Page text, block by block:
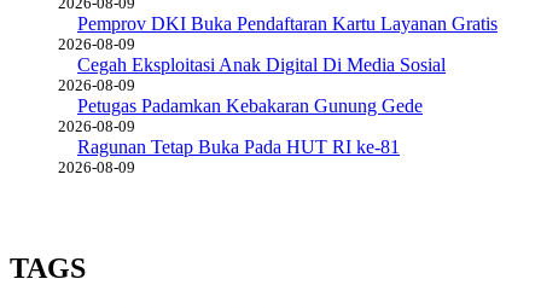
Pemprov DKI Buka Pendaftaran Kartu Layanan Gratis
2026-08-09
Cegah Eksploitasi Anak Digital Di Media Sosial
2026-08-09
Petugas Padamkan Kebakaran Gunung Gede
2026-08-09
Ragunan Tetap Buka Pada HUT RI ke-81
2026-08-09
TAGS